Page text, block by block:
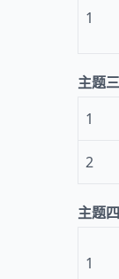
1
主题
1
2
主题
1